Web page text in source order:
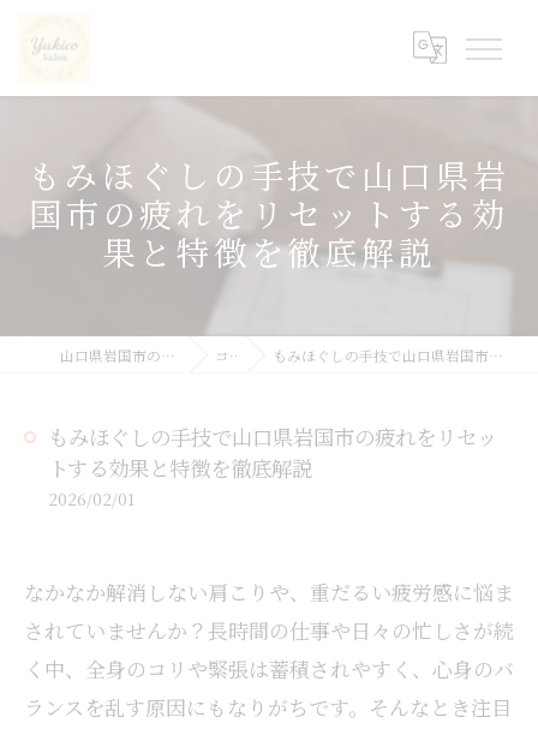
もみほぐしの手技で山口県岩
国市の疲れをリセットする効
果と特徴を徹底解説
山口県岩国市の整体ならyukicoサロン コラム もみほぐしの手技で山口県岩国市の疲れをリセットする効果と特徴を徹底解説
もみほぐしの手技で山口県岩国市の疲れをリセッ
トする効果と特徴を徹底解説
2026/02/01
なかなか解消しない肩こりや、重だるい疲労感に悩ま
されていませんか？長時間の仕事や日々の忙しさが続
く中、全身のコリや緊張は蓄積されやすく、心身のバ
ランスを乱す原因にもなりがちです。そんなとき注目